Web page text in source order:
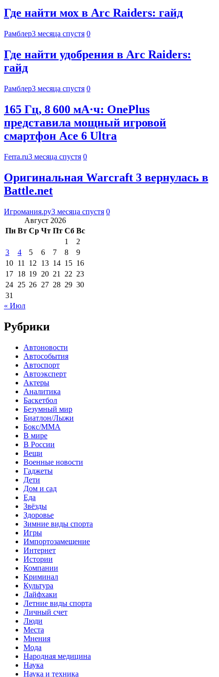
Где найти мох в Arc Raiders: гайд
Рамблер3 месяца спустя 0
Где найти удобрения в Arc Raiders:
гайд
Рамблер3 месяца спустя 0
165 Гц, 8 600 мА·ч: OnePlus
представила мощный игровой
смартфон Ace 6 Ultra
Ferra.ru3 месяца спустя 0
Оригинальная Warcraft 3 вернулась в
Battle.net
Игромания.ру3 месяца спустя 0
Август 2026
Пн Вт Ср Чт Пт Сб Вс
1
2
3
4 5 6 7 8
9
10 11 12 13 14 15 16
17 18 19 20 21 22 23
24 25 26 27 28 29 30
31
« Июл
Рубрики
Автоновости
Автособытия
Автоспорт
Автоэксперт
Актеры
Аналитика
Баскетбол
Безумный мир
Биатлон/Лыжи
Бокс/MMA
В мире
В России
Вещи
Военные новости
Гаджеты
Дети
Дом и сад
Еда
Звёзды
Здоровье
Зимние виды спорта
Игры
Импортозамещение
Интернет
Истории
Компании
Криминал
Культура
Лайфхаки
Летние виды спорта
Личный счет
Люди
Места
Мнения
Мода
Народная медицина
Наука
Наука и техника